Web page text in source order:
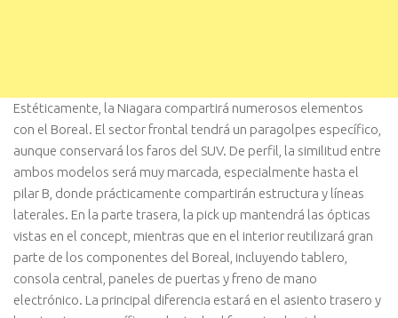
Estéticamente, la Niagara compartirá numerosos elementos
con el Boreal. El sector frontal tendrá un paragolpes específico,
aunque conservará los faros del SUV. De perfil, la similitud entre
ambos modelos será muy marcada, especialmente hasta el
pilar B, donde prácticamente compartirán estructura y líneas
laterales. En la parte trasera, la pick up mantendrá las ópticas
vistas en el concept, mientras que en el interior reutilizará gran
parte de los componentes del Boreal, incluyendo tablero,
consola central, paneles de puertas y freno de mano
electrónico. La principal diferencia estará en el asiento trasero y